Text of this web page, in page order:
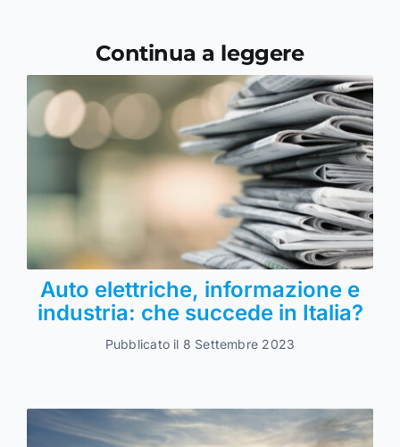
Continua a leggere
Auto elettriche, informazione e
industria: che succede in Italia?
Pubblicato il 8 Settembre 2023